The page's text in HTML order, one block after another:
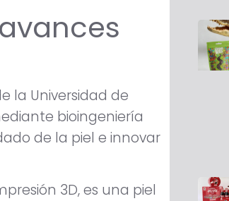
la Universidad de
bioingeniería
de la piel e innovar
3D, es una piel